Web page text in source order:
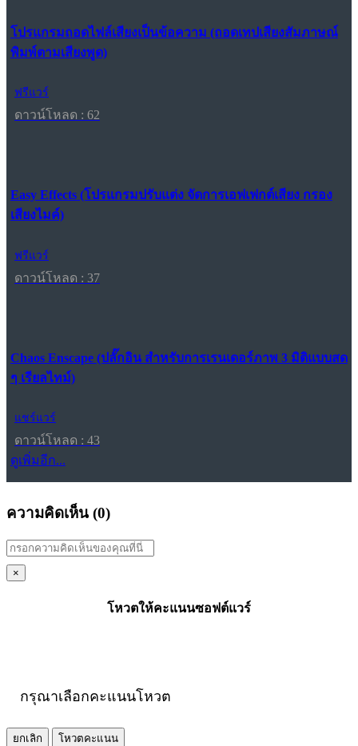
โปรแกรมถอดไฟล์เสียงเป็นข้อความ (ถอดเทปเสียงสัมภาษณ์
พิมพ์ตามเสียงพูด)
ฟรีแวร์
ดาวน์โหลด : 62
Easy Effects (โปรแกรมปรับแต่ง จัดการเอฟเฟกต์เสียง กรอง
เสียงไมค์)
ฟรีแวร์
ดาวน์โหลด : 37
Chaos Enscape (ปลั๊กอิน สำหรับการเรนเดอร์ภาพ 3 มิติแบบสด
ๆ เรียลไทม์)
แชร์แวร์
ดาวน์โหลด : 43
ดูเพิ่มอีก...
ความคิดเห็น (0)
×
โหวตให้คะแนนซอฟต์แวร์
กรุณาเลือกคะแนนโหวต
ยกเลิก
โหวตคะแนน